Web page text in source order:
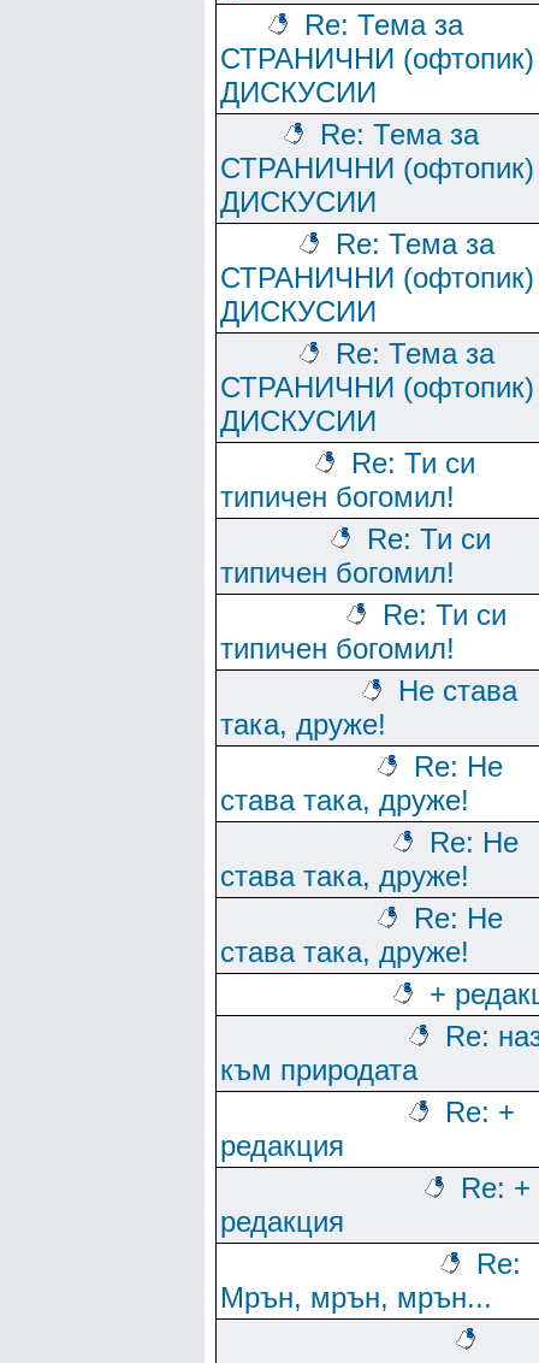
Re: Тема за
СТРАНИЧНИ (офтопик)
ДИСКУСИИ
Re: Тема за
СТРАНИЧНИ (офтопик)
ДИСКУСИИ
Re: Тема за
СТРАНИЧНИ (офтопик)
ДИСКУСИИ
Re: Тема за
СТРАНИЧНИ (офтопик)
ДИСКУСИИ
Re: Ти си
типичен богомил!
Re: Ти си
типичен богомил!
Re: Ти си
типичен богомил!
Не става
така, друже!
Re: Не
става така, друже!
Re: Не
става така, друже!
Re: Не
става така, друже!
+
Re:
към природата
Re: +
редакция
Re: +
редакция
Re:
Мрън, мрън, мрън...